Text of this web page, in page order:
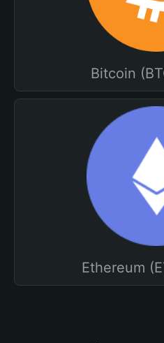
Bitcoin
Ethereum